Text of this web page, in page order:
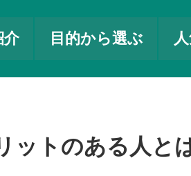
介 目的から選ぶ
ットのある人と